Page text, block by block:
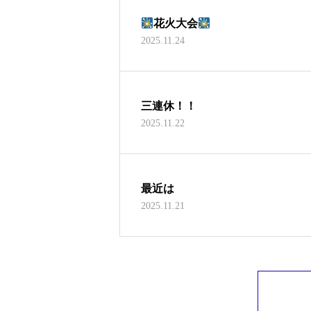
花火大会
2025.11.24
三連休！！
2025.11.22
最近は
2025.11.21